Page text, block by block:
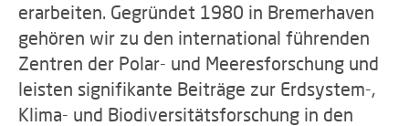
erarbeiten. Gegründet 1980 in Bremerhaven
gehören wir zu den international führenden
Zentren der Polar- und Meeresforschung und
leisten signifikante Beiträge zur Erdsystem-,
Klima- und Biodiversitätsforschung in den